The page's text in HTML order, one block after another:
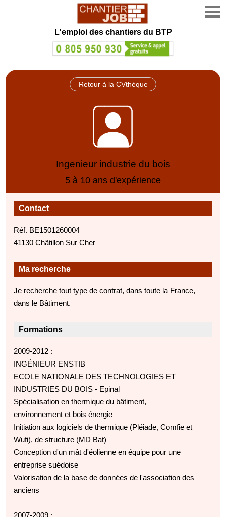
L'emploi des chantiers du BTP
Retour à la CVthèque
Ingenieur industrie du bois
5 à 10 ans d'expérience
Contact
Réf. BE1501260004
41130 Châtillon Sur Cher
Ma recherche
Je recherche tout type de contrat, dans toute la France,
dans le Bâtiment.
Formations
2009-2012 :
INGÉNIEUR ENSTIB
ECOLE NATIONALE DES TECHNOLOGIES ET
INDUSTRIES DU BOIS - Epinal
Spécialisation en thermique du bâtiment,
environnement et bois énergie
Initiation aux logiciels de thermique (Pléiade, Comfie et
Wufi), de structure (MD Bat)
Conception d'un mât d'éolienne en équipe pour une
entreprise suédoise
Valorisation de la base de données de l'association des
anciens
2007-2009 :